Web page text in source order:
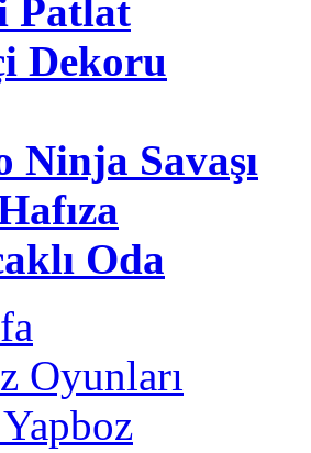
Patlat
Dekoru
Ninja Savaşı
Oda
Oyunları